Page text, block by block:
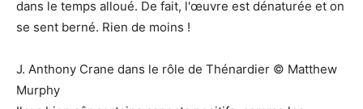
dans le temps alloué. De fait, l'œuvre est dénaturée et on
se sent berné. Rien de moins !
J. Anthony Crane dans le rôle de Thénardier © Matthew
Murphy